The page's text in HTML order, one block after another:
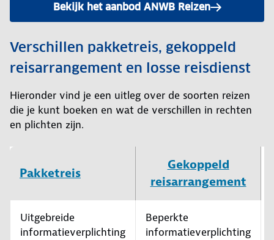
Bekijk het aanbod ANWB Reizen
Verschillen pakketreis, gekoppeld
reisarrangement en losse reisdienst
Hieronder vind je een uitleg over de soorten reizen
die je kunt boeken en wat de verschillen in rechten
en plichten zijn.
Pakketreis
Gekoppeld
reisarrangement
Uitgebreide
informatieverplichting
Beperkte
informatieverplichting